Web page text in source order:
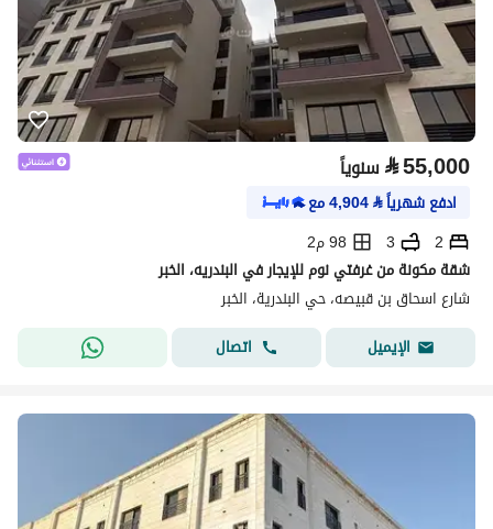
⃁55,000 سنوياً
ادفع شهرياً⃁
4,904مع
2
3
98 م2
شقة مكونة من غرفتي نوم للإيجار في البندريه، الخبر
شارع اسحاق بن قبيصه، حي البندرية، الخبر
الإيميل
اتصال